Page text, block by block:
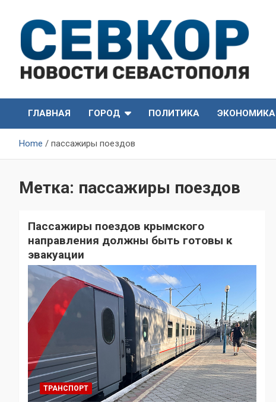
content
СевКор — Новости
Севастополя
Севастополя
ГЛАВНАЯ
ГОРОД ПОЛИТИКА ЭКОНОМИКА
Home пассажиры поездов
Метка: пассажиры поездов
Пассажиры поездов крымского
направления должны быть готовы к
эвакуации
ТРАНСПОРТ